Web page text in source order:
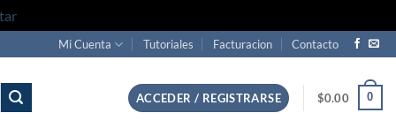
Mi Cuenta Tutoriales Facturacion Contacto
ACCEDER / REGISTRARSE $0.00 0